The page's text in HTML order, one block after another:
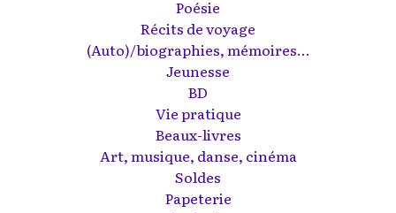
Poésie
Récits de voyage
(Auto)/biographies, mémoires...
Jeunesse
BD
Vie pratique
Beaux-livres
Art, musique, danse, cinéma
Soldes
Papeterie